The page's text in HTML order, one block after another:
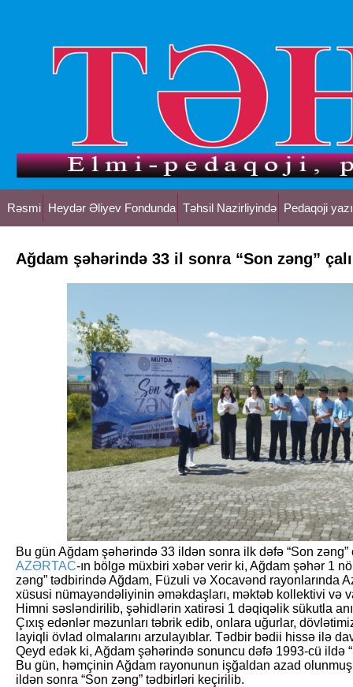
Rəsmi Heydər Əliyev Fondunda Təhsil Nazirliyində Pedaqoji
Ağdam şəhərində 33 il sonra “Son zəng”
Bu gün Ağdam şəhərində 33 ildən sonra ilk dəfə “Son zəng”
AZƏRTAC-ın bölgə müxbiri xəbər verir ki, Ağdam şəhər 1
zəng” tədbirində Ağdam, Füzuli və Xocavənd rayonlarında
xüsusi nümayəndəliyinin əməkdaşları, məktəb kollektivi və
Himni səsləndirilib, şəhidlərin xatirəsi 1 dəqiqəlik sükutla
Çıxış edənlər məzunları təbrik edib, onlara uğurlar,
layiqli övlad olmalarını arzulayıblar. Tədbir bədii hissə ilə
Qeyd edək ki, Ağdam şəhərində sonuncu dəfə 1993-cü ildə
Bu gün, həmçinin Ağdam rayonunun işğaldan azad
ildən sonra “Son zəng” tədbirləri keçirilib.